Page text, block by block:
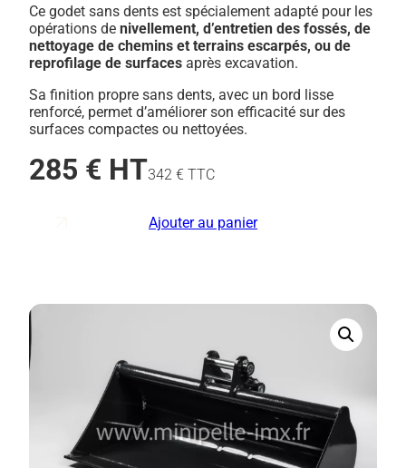
Ce godet sans dents est spécialement adapté pour les
opérations de nivellement, d’entretien des fossés, de
nettoyage de chemins et terrains escarpés, ou de
reprofilage de surfaces après excavation.
Sa finition propre sans dents, avec un bord lisse
renforcé, permet d’améliorer son efficacité sur des
surfaces compactes ou nettoyées.
285 € HT342 € TTC
Ajouter au panier